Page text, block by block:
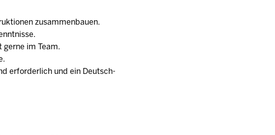
zusammenbauen.
im Team.
erforderlich und ein Deutsch-